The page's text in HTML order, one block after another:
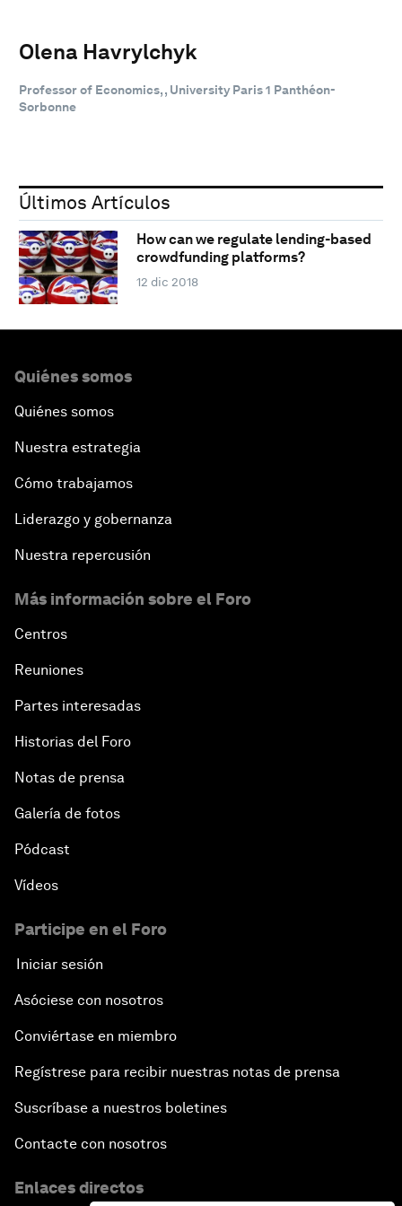
Olena Havrylchyk
Professor of Economics, , University Paris 1 Panthéon-
Sorbonne
Últimos Artículos
How can we regulate lending-based
crowdfunding platforms?
12 dic 2018
Quiénes somos
Quiénes somos
Nuestra estrategia
Cómo trabajamos
Liderazgo y gobernanza
Nuestra repercusión
Más información sobre el Foro
Centros
Reuniones
Partes interesadas
Historias del Foro
Notas de prensa
Galería de fotos
Pódcast
Vídeos
Participe en el Foro
Iniciar sesión
Asóciese con nosotros
Conviértase en miembro
Regístrese para recibir nuestras notas de prensa
Suscríbase a nuestros boletines
Contacte con nosotros
Enlaces directos